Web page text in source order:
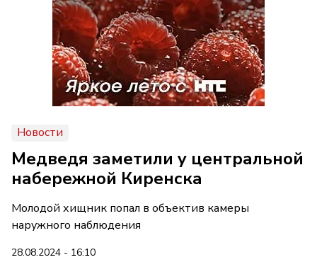
Новости
Медведя заметили у центральной
набережной Киренска
Молодой хищник попал в объектив камеры
наружного наблюдения
28.08.2024 - 16:10